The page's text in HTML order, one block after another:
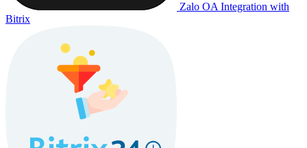
Zalo OA Integration with
Bitrix